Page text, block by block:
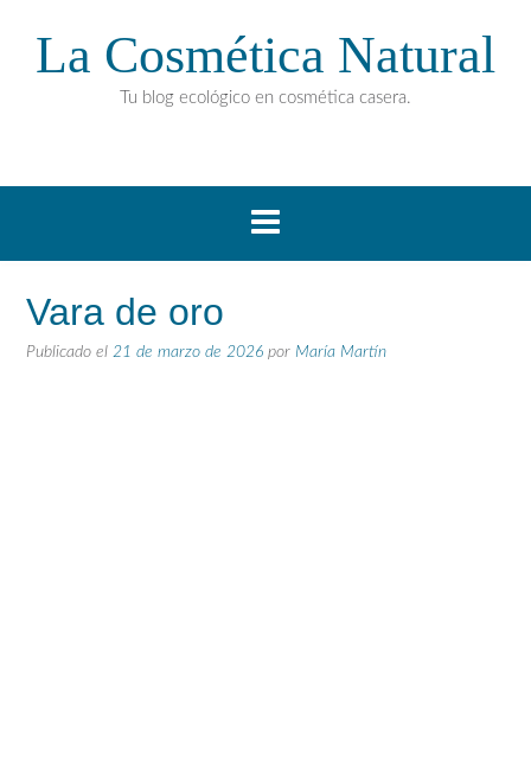
La Cosmética Natural
Tu blog ecológico en cosmética casera.
Vara de oro
Publicado el 21 de marzo de 2026 por María Martín